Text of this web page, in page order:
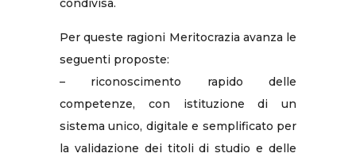
condivisa.
Per queste ragioni Meritocrazia avanza le
seguenti proposte:
– riconoscimento rapido delle
competenze, con istituzione di un
sistema unico, digitale e semplificato per
la validazione dei titoli di studio e delle